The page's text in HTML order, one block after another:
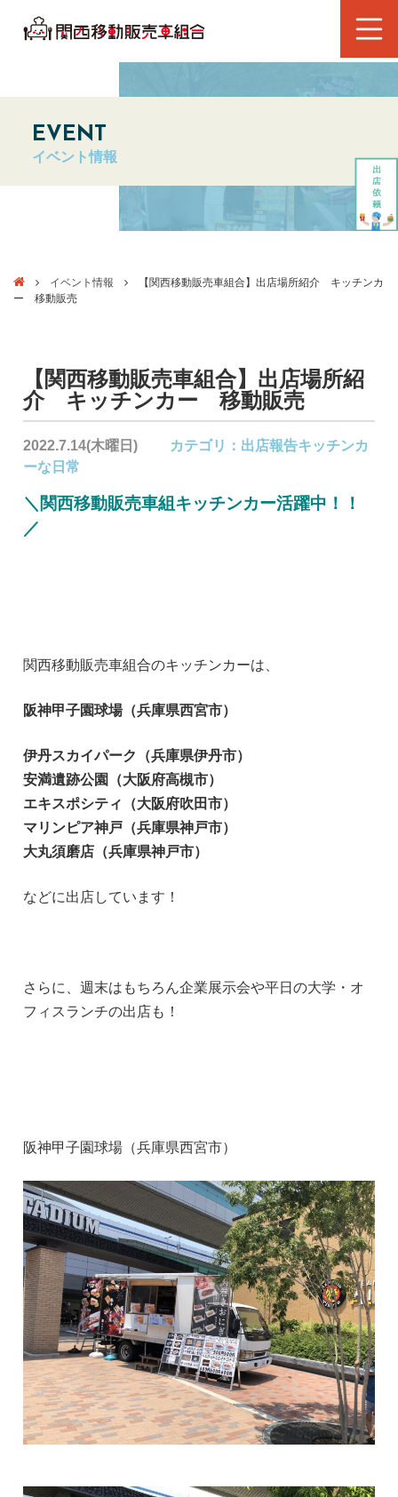
EVENT
イベント情報
イベント情報
【関西移動販売車組合】出店場所紹介 キッチンカ
ー 移動販売
【関西移動販売車組合】出店場所紹
介 キッチンカー 移動販売
2022.7.14(木曜日) カテゴリ： 出店報告キッチンカ
ーな日常
＼関西移動販売車組キッチンカー活躍中！！
／
関西移動販売車組合のキッチンカーは、
阪神甲子園球場（兵庫県西宮市）
伊丹スカイパーク（兵庫県伊丹市）
安満遺跡公園（大阪府高槻市）
エキスポシティ（大阪府吹田市）
マリンピア神戸（兵庫県神戸市）
大丸須磨店（兵庫県神戸市）
などに出店しています！
さらに、週末はもちろん企業展示会や平日の大学・オ
フィスランチの出店も！
阪神甲子園球場（兵庫県西宮市）